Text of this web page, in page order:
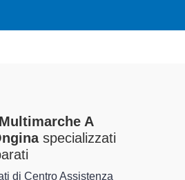
A
specializzati
di Centro Assistenza